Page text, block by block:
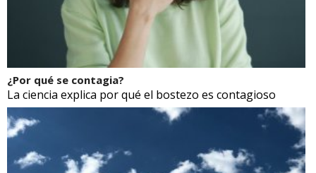
¿Por qué se contagia?
La ciencia explica por qué el bostezo es contagioso